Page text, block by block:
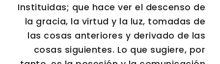
Instituidas; que hace ver el descenso de
la gracia, la virtud y la luz, tomadas de
las cosas anteriores y derivado de las
cosas siguientes. Lo que sugiere, por